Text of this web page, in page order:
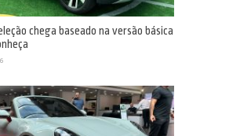
chega baseado na versão básica